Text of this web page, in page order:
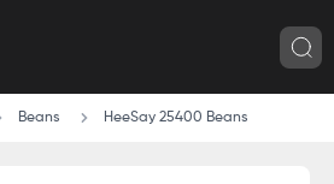
Beans HeeSay 25400 Beans